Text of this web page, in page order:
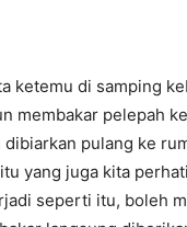
ketemu di samping
membakar pelepah
pulang ke
yang juga kita
seperti itu, boleh